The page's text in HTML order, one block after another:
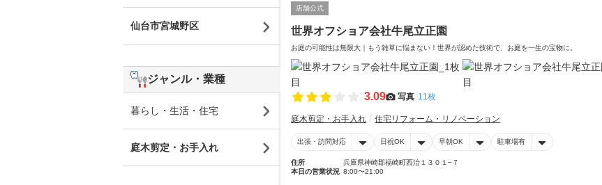
店舗公式
世界オフショア会社牛尾立正園
お庭の可能性は無限大｜もう雑草に悩まない！世界が認めた技術で、お庭を一生の宝物に。
3.09 写真 11枚
庭木剪定・お手入れ 住宅リフォーム・リノベーション
出張・訪問対応 日祝OK 早朝OK 駐車場有
住所
兵庫県神崎郡福崎町西治１３０１−７
本日の営業状況 8:00〜21:00
仙台市宮城野区
ジャンル・業種
暮らし・生活・住宅
庭木剪定・お手入れ